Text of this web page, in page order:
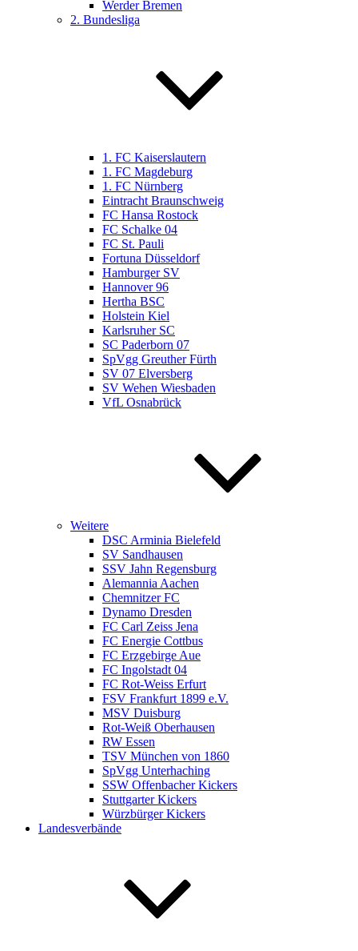
Werder Bremen
2. Bundesliga
1. FC Kaiserslautern
1. FC Magdeburg
1. FC Nürnberg
Eintracht Braunschweig
FC Hansa Rostock
FC Schalke 04
FC St. Pauli
Fortuna Düsseldorf
Hamburger SV
Hannover 96
Hertha BSC
Holstein Kiel
Karlsruher SC
SC Paderborn 07
SpVgg Greuther Fürth
SV 07 Elversberg
SV Wehen Wiesbaden
VfL Osnabrück
Weitere
DSC Arminia Bielefeld
SV Sandhausen
SSV Jahn Regensburg
Alemannia Aachen
Chemnitzer FC
Dynamo Dresden
FC Carl Zeiss Jena
FC Energie Cottbus
FC Erzgebirge Aue
FC Ingolstadt 04
FC Rot-Weiss Erfurt
FSV Frankfurt 1899 e.V.
MSV Duisburg
Rot-Weiß Oberhausen
RW Essen
TSV München von 1860
SpVgg Unterhaching
SSW Offenbacher Kickers
Stuttgarter Kickers
Würzbürger Kickers
Landesverbände